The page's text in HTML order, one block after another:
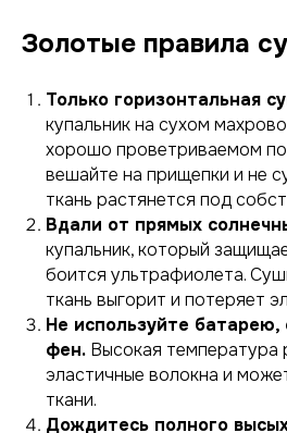
Золотые правила
Только горизонтальная
купальник на сухом
хорошо проветриваемом
вешайте на прищепки и не
ткань растянется под
Вдали от прямых
купальник, который
боится ультрафиолета.
ткань выгорит и потеряет
Не используйте батарею,
фен. Высокая температура
эластичные волокна и
ткани.
Дождитесь полного